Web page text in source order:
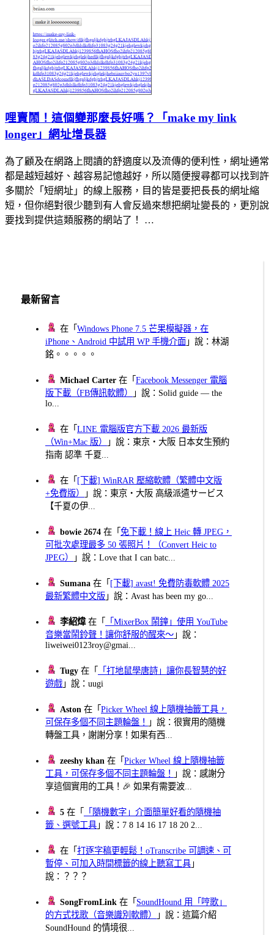
哩賣鬧！這個變那麼長好嗎？「make my link
longer」網址增長器
為了顧及在網路上閱讀的舒適度以及流傳的便利性，網址通常
都是越短越好、越容易記憶越好，所以隨便搜尋都可以找到許
多關於「短網址」的線上服務，目的皆是要把長長的網址縮
短，但你絕對很少聽到有人會反過來想把網址變長的，更別說
要找到提供這類服務的網站了！ …
最新留言
在「Windows Phone 7.5 芒果模擬器，在
iPhone、Android 中試用 WP 手機介面 」說：林湖
銘。。。。。
Michael Carter 在「Facebook Messenger 電腦
版下載（FB傳訊軟體）
」說：Solid guide — the
lo...
在「LINE 電腦版官方下載 2026 最新版
（Win+Mac 版）
」說：東京・大阪 日本女生預約
指南 認準 千夏...
在「 [下載] WinRAR 壓縮軟體（繁體中文版
+免費版）
」說：東京・大阪 高級派遣サービス
【千夏の伊...
bowie 2674 在「免下載！線上 Heic 轉 JPEG，
可批次處理最多 50 張照片！（Convert Heic to
JPEG）
」說：Love that I can batc...
Sumana 在「 [下載] avast! 免費防毒軟體 2025
最新繁體中文版 」說：Avast has been my go...
李紹煒在「
「MixerBox 鬧鐘」使用 YouTube
音樂當鬧鈴聲！讓你舒服的醒來～ 」說：
liweiwei0123roy@gmai...
Tugy 在「
「打地鼠學唐詩」讓你長智慧的好
遊戲 」說：uugi
Aston 在「Picker Wheel 線上隨機抽籤工具，
可保存多個不同主題輪盤！
」說：很實用的隨機
轉盤工具，謝謝分享！如果有西...
zeeshy khan 在「Picker Wheel 線上隨機抽籤
工具，可保存多個不同主題輪盤！
」說：感謝分
享這個實用的工具！🎉 如果有需要波...
5 在「
「隨機數字」介面簡單好看的隨機抽
籤、選號工具 」說：7 8 14 16 17 18 20 2...
在「打逐字稿更輕鬆！oTranscribe 可調速、可
暫停、可加入時間標籤的線上聽寫工具 」
說：？？？
SongFromLink 在「 SoundHound 用「哼歌」
的方式找歌（音樂識別軟體）
」說：這篇介紹
SoundHound 的情境很...